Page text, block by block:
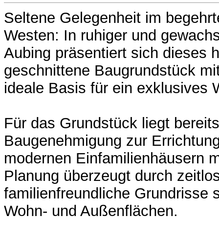
Seltene Gelegenheit im
Westen: In ruhiger und
Aubing präsentiert sich dieses
geschnittene Baugrundstück
ideale Basis für ein exklusives
Für das Grundstück liegt
Baugenehmigung zur
modernen Einfamilienhäusern
Planung überzeugt durch
familienfreundliche Grundrisse
Wohn- und Außenflächen.